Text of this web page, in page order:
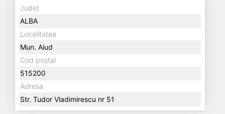
Județ
ALBA
Localitatea
Mun. Aiud
Cod poștal
515200
Adresa
Str. Tudor Vladimirescu nr 51